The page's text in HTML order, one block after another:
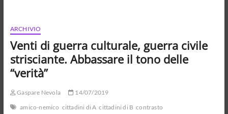
68
nel
2018,
di
e
ARCHIVIO
Venti di guerra culturale, guerra civile
strisciante. Abbassare il tono delle
“verità”
Gaspare Nevola
14/07/2019
amico-nemico cittadini di A cittadini di B contrasto